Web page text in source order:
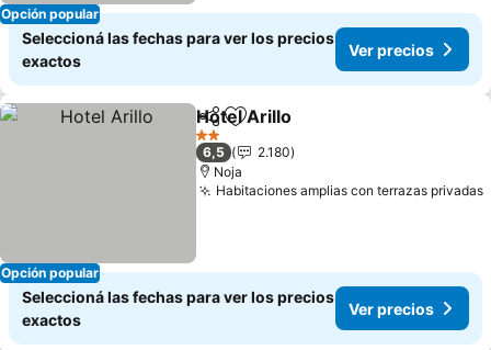
Opción popular
Seleccioná las fechas para ver los precios
exactos
Ver precios
Opción popular
CompartirAñadir a favoritos
Hotel Arillo
2 Estrellas
6,5
2.180
Noja
Habitaciones amplias con terrazas privadas
Seleccioná las fechas para ver los precios
exactos
Ver precios